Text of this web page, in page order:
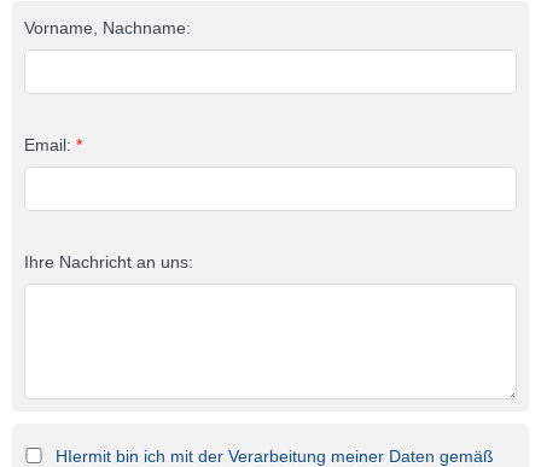
Vorname, Nachname:
Email: *
Ihre Nachricht an uns:
HIermit bin ich mit der Verarbeitung meiner Daten gemäß